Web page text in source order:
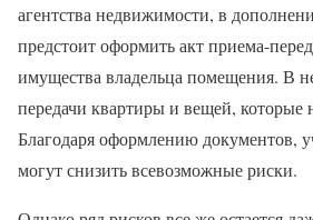
агентства недвижимости, в
предстоит оформить акт приема-
имущества владельца помещения. В
передачи квартиры и вещей, которые
Благодаря оформлению документов,
могут снизить всевозможные риски.